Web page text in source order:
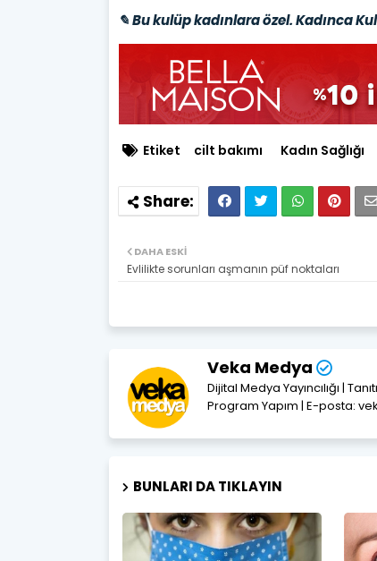
✎ Bu kulüp kadınlara özel. Kadınca
Etiket cilt bakımı Kadın Sağlığı
DAHA ESKI
Evlilikte sorunları aşmanın püf noktaları
Veka Medya
Dijital Medya Yayıncılığı |
Program Yapım | E-posta:
BUNLARI DA TIKLAYIN